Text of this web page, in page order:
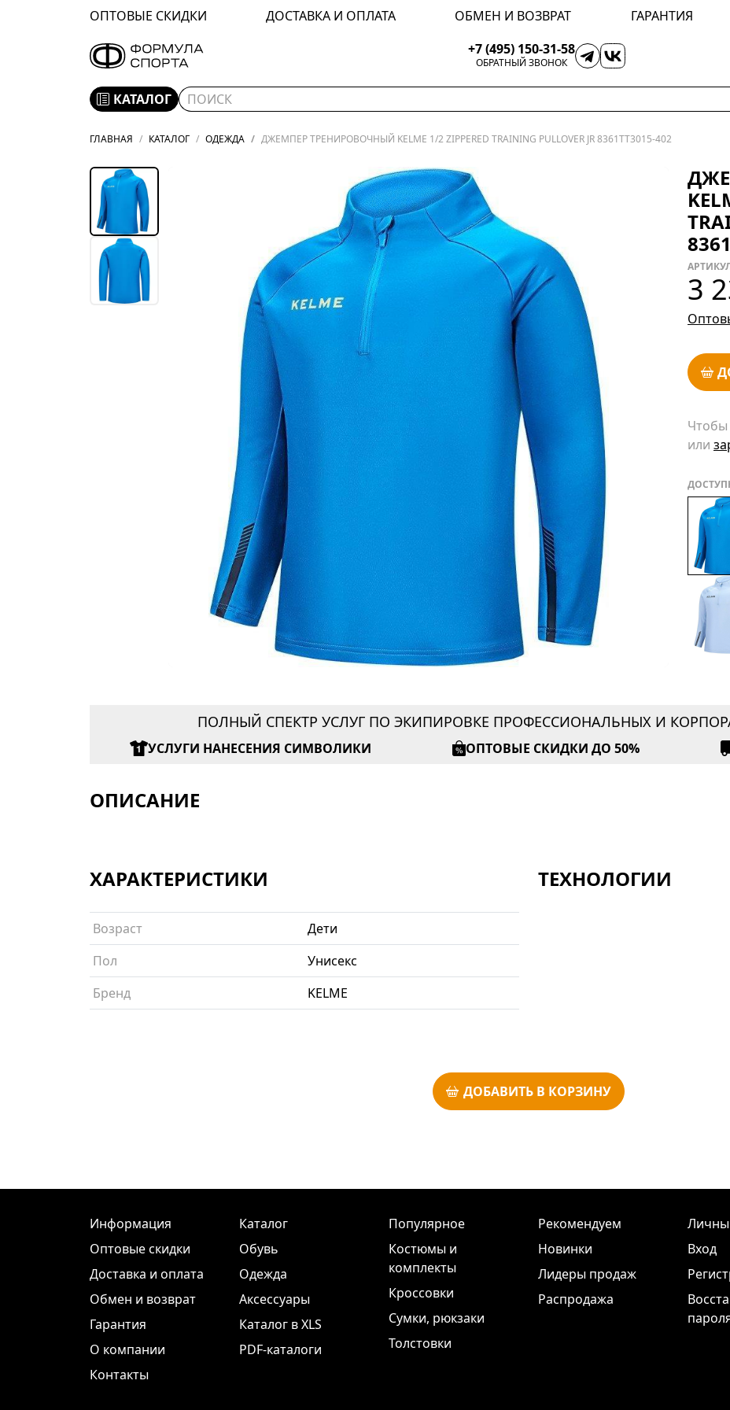
ОПТОВЫЕ СКИДКИ ДОСТАВКА И ОПЛАТА ОБМЕН И ВОЗВРАТ ГАРАНТИЯ
+7 (495) 150-31-58
ОБРАТНЫЙ ЗВОНОК
КАТАЛОГ
ГЛАВНАЯ КАТАЛОГ ОДЕЖДА ДЖЕМПЕР ТРЕНИРОВОЧНЫЙ KELME 1/2 ZIPPERED TRAINING PULLOVER JR 8361TT3015-402
3
Чтобы
или
ПОЛНЫЙ СПЕКТР УСЛУГ ПО ЭКИПИРОВКЕ ПРОФЕССИОНАЛЬНЫХ И
УСЛУГИ НАНЕСЕНИЯ СИМВОЛИКИ ОПТОВЫЕ СКИДКИ ДО 50%
ОПИСАНИЕ
ХАРАКТЕРИСТИКИ
Возраст
Дети
Пол
Унисекс
Бренд
KELME
ТЕХНОЛОГИИ
ДОБАВИТЬ В КОРЗИНУ
Информация
Оптовые скидки
Доставка и оплата
Обмен и возврат
Гарантия
О компании
Контакты
Каталог
Обувь
Одежда
Аксессуары
Каталог в XLS
PDF-каталоги
Популярное
Костюмы и
комплекты
Кроссовки
Сумки, рюкзаки
Толстовки
Рекомендуем
Новинки
Лидеры продаж
Распродажа
Вход